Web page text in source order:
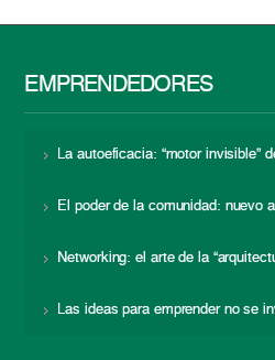
EMPRENDEDORES
La autoeficacia: “motor invisible”
El poder de la comunidad: nuevo
Networking: el arte de la
Las ideas para emprender no se